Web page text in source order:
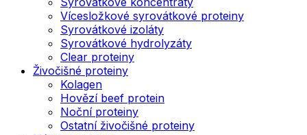
Vícesložkové syrovátkové proteiny
Syrovátkové izoláty
Syrovátkové hydrolyzáty
Clear proteiny
Živočišné proteiny
Kolagen
Hovězí beef protein
Noční proteiny
Ostatní živočišné proteiny